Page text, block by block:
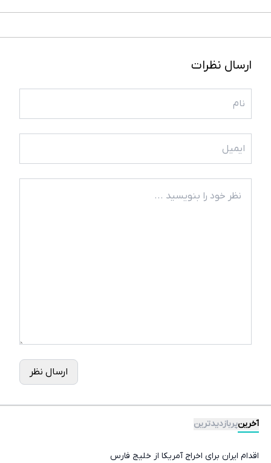
ارسال نظرات
ارسال نظر
آخرینپربازدیدترین
اقدام ایران برای اخراج آمریکا از خلیج فارس